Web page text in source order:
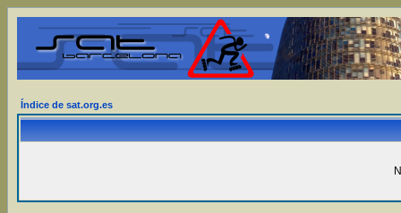
Índice de sat.org.es